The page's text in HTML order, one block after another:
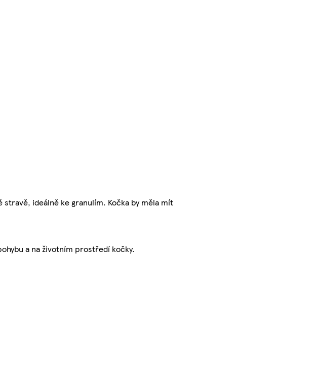
ideálně ke granulím. Kočka by měla mít
a na životním prostředí kočky.